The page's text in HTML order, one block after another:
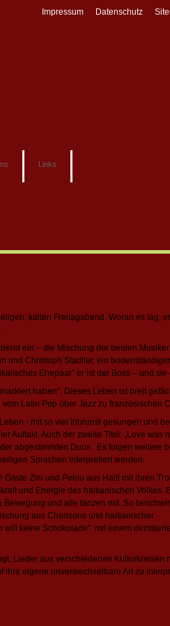
Links
Impressum Datenschutz
kalten Freitagabend. Woran es lag,
ein – die Mischung der beiden
und Christoph Stadtler, ein
Ehepaar“ er ist der Boss – und
haben“. Dieses Leben ist breit
Latin Pop über Jazz zu französischen
- mit so viel Inbrunst gesungen und
Auftakt. Auch der zweite Titel: „Love was
abgestimmten Duos. Es folgen weitere
Sprachen interpretiert werden.
Zini und Pelou aus Haiti mit ihren
und Energie des haitianischen Volkes.
und alle tanzen mit. So
aus Chansons und haitianischer
will keine Schokolade“ mit einem
Lieder aus verschiedenen Kulturkreisen
eigene unverwechselbare Art zu